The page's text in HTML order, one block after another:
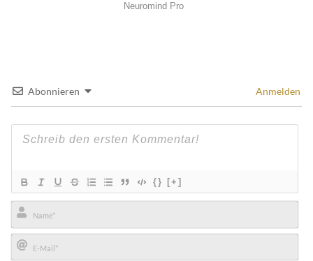
Abonnieren Anmelden
{} [+]
Name*